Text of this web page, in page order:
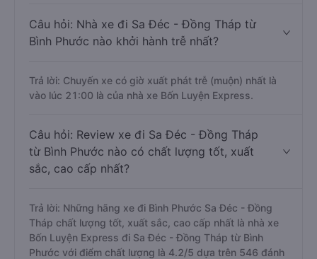
Câu hỏi: Nhà xe đi Sa Đéc - Đồng Tháp từ
Bình Phước nào khởi hành trễ nhất?
Trả lời: Chuyến xe có giờ xuất phát trễ (muộn) nhất là
vào lúc 21:00 là của nhà xe Bốn Luyện Express.
Câu hỏi: Review xe đi Sa Đéc - Đồng Tháp
từ Bình Phước nào có chất lượng tốt, xuất
sắc, cao cấp nhất?
Trả lời: Những hãng xe đi Bình Phước Sa Đéc - Đồng
Tháp chất lượng tốt, xuất sắc, cao cấp nhất là nhà xe
Bốn Luyện Express đi Sa Đéc - Đồng Tháp từ Bình
Phước với điểm chất lượng là 4.2/5 dựa trên 546 đánh